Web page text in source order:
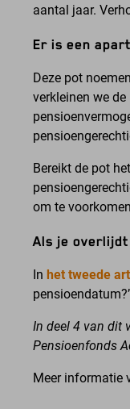
aantal jaar.
Er is een
Deze pot
verkleinen we
Bereikt de pot
om te
Als je
In het tweede
In deel 4 van dit
Pensioenfonds
Meer informatie